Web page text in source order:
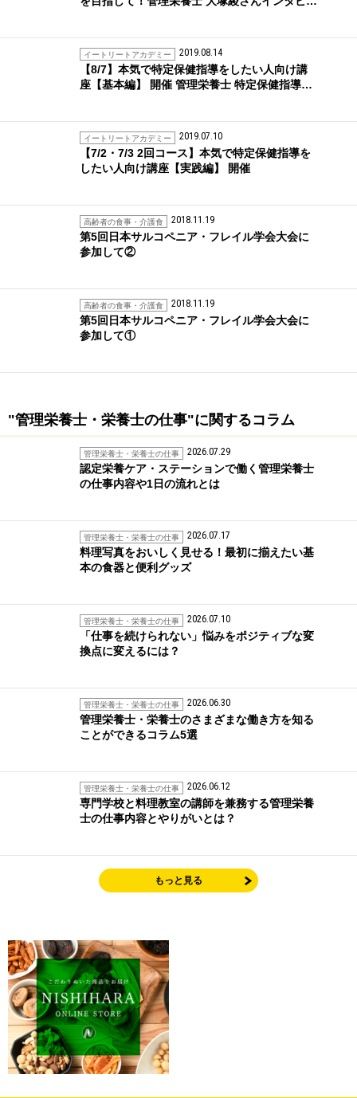
イートリートアカデミー 2019.08.14
【8/7】本気で特定保健指導をしたい人向け講
座【基本編】 開催 管理栄養士 特定保健指導…
イートリートアカデミー 2019.07.10
【7/2・7/3 2回コース】本気で特定保健指導を
したい人向け講座【実践編】 開催
高齢者の食事・介護食 2018.11.19
第5回日本サルコペニア・フレイル学会大会に
参加して②
高齢者の食事・介護食 2018.11.19
第5回日本サルコペニア・フレイル学会大会に
参加して①
"管理栄養士・栄養士の仕事"に関するコラム
管理栄養士・栄養士の仕事 2026.07.29
認定栄養ケア・ステーションで働く管理栄養士
の仕事内容や1日の流れとは
管理栄養士・栄養士の仕事 2026.07.17
料理写真をおいしく見せる！最初に揃えたい基
本の食器と便利グッズ
管理栄養士・栄養士の仕事 2026.07.10
「仕事を続けられない」悩みをポジティブな変
換点に変えるには？
管理栄養士・栄養士の仕事 2026.06.30
管理栄養士・栄養士のさまざまな働き方を知る
ことができるコラム5選
管理栄養士・栄養士の仕事 2026.06.12
専門学校と料理教室の講師を兼務する管理栄養
士の仕事内容とやりがいとは？
もっと見る